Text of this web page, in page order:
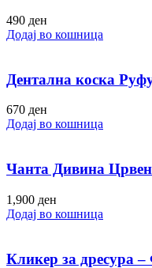
490 ден
Додај во кошница
Дентална коска
670 ден
Додај во кошница
Чанта Дивина
1,900 ден
Додај во кошница
Кликер за дресура